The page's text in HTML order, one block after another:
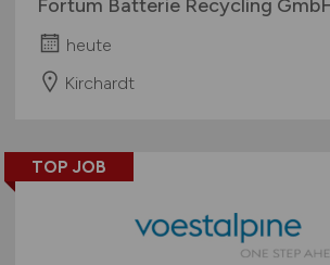
Fortum Batterie Recycling
heute
Kirchardt
TOP JOB